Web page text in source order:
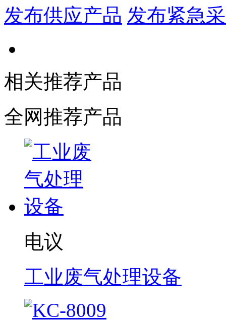
发布供应产品 发布紧急
相关推荐产品
全网推荐产品
电议
工业废气处理设备